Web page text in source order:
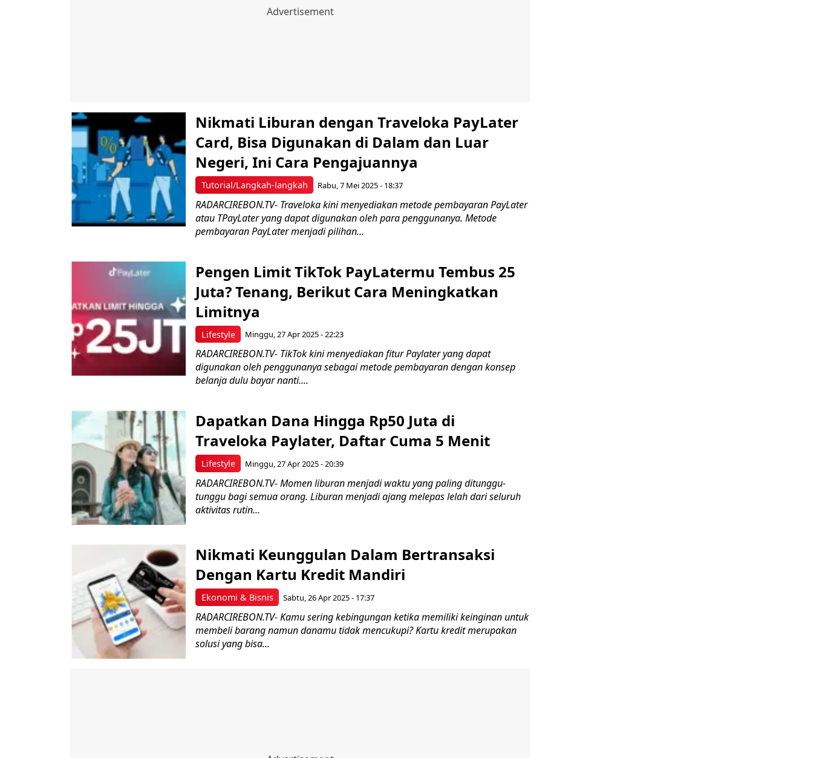
Tutorial/Langkah-langkah
Nikmati Liburan dengan Traveloka PayLater
Card, Bisa Digunakan di Dalam dan Luar
Negeri, Ini Cara Pengajuannya
Rabu, 7 Mei 2025 - 18:37
RADARCIREBON.TV- Traveloka kini menyediakan metode pembayaran PayLater
atau TPayLater yang dapat digunakan oleh para penggunanya. Metode
pembayaran PayLater menjadi pilihan...
Lifestyle
Pengen Limit TikTok PayLatermu Tembus 25
Juta? Tenang, Berikut Cara Meningkatkan
Limitnya
Minggu, 27 Apr 2025 - 22:23
RADARCIREBON.TV- TikTok kini menyediakan fitur Paylater yang dapat
digunakan oleh penggunanya sebagai metode pembayaran dengan konsep
belanja dulu bayar nanti....
Lifestyle
Dapatkan Dana Hingga Rp50 Juta di
Traveloka Paylater, Daftar Cuma 5 Menit
Minggu, 27 Apr 2025 - 20:39
RADARCIREBON.TV- Momen liburan menjadi waktu yang paling ditunggu-
tunggu bagi semua orang. Liburan menjadi ajang melepas lelah dari seluruh
aktivitas rutin...
Ekonomi & Bisnis
Nikmati Keunggulan Dalam Bertransaksi
Dengan Kartu Kredit Mandiri
Sabtu, 26 Apr 2025 - 17:37
RADARCIREBON.TV- Kamu sering kebingungan ketika memiliki keinginan untuk
membeli barang namun danamu tidak mencukupi? Kartu kredit merupakan
solusi yang bisa...